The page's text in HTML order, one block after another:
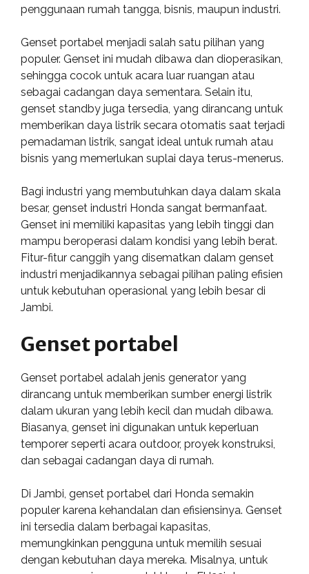
penggunaan rumah tangga, bisnis, maupun industri.
Genset portabel menjadi salah satu pilihan yang
populer. Genset ini mudah dibawa dan dioperasikan,
sehingga cocok untuk acara luar ruangan atau
sebagai cadangan daya sementara. Selain itu,
genset standby juga tersedia, yang dirancang untuk
memberikan daya listrik secara otomatis saat terjadi
pemadaman listrik, sangat ideal untuk rumah atau
bisnis yang memerlukan suplai daya terus-menerus.
Bagi industri yang membutuhkan daya dalam skala
besar, genset industri Honda sangat bermanfaat.
Genset ini memiliki kapasitas yang lebih tinggi dan
mampu beroperasi dalam kondisi yang lebih berat.
Fitur-fitur canggih yang disematkan dalam genset
industri menjadikannya sebagai pilihan paling efisien
untuk kebutuhan operasional yang lebih besar di
Jambi.
Genset portabel
Genset portabel adalah jenis generator yang
dirancang untuk memberikan sumber energi listrik
dalam ukuran yang lebih kecil dan mudah dibawa.
Biasanya, genset ini digunakan untuk keperluan
temporer seperti acara outdoor, proyek konstruksi,
dan sebagai cadangan daya di rumah.
Di Jambi, genset portabel dari Honda semakin
populer karena kehandalan dan efisiensinya. Genset
ini tersedia dalam berbagai kapasitas,
memungkinkan pengguna untuk memilih sesuai
dengan kebutuhan daya mereka. Misalnya, untuk